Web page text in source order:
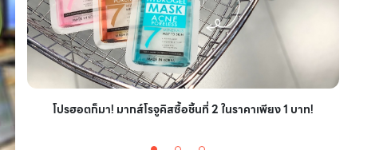
โปรฮอตก็มา! มากส์โรจูคิสซื้อชิ้นที่ 2 ในราคาเพียง 1 บาท!